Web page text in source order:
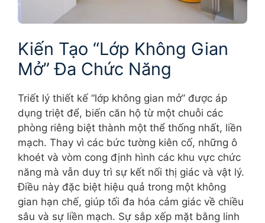
Kiến Tạo “Lớp Không Gian
Mở” Đa Chức Năng
Triết lý thiết kế “lớp không gian mở” được áp
dụng triệt để, biến căn hộ từ một chuỗi các
phòng riêng biệt thành một thể thống nhất, liền
mạch. Thay vì các bức tường kiên cố, những ô
khoét và vòm cong định hình các khu vực chức
năng mà vẫn duy trì sự kết nối thị giác và vật lý.
Điều này đặc biệt hiệu quả trong một không
gian hạn chế, giúp tối đa hóa cảm giác về chiều
sâu và sự liền mạch. Sự sắp xếp mặt bằng linh